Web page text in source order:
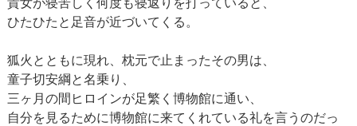
貴女が寝苦しく何度も寝返りを打っていると、
ひたひたと足音が近づいてくる。
狐火とともに現れ、枕元で止まったその男は、
童子切安綱と名乗り、
三ヶ月の間ヒロインが足繁く博物館に通い、
自分を見るために博物館に来てくれている礼を言うのだっ